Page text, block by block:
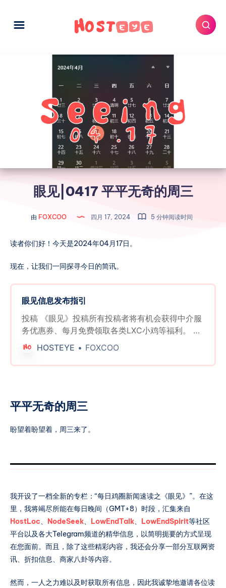
眼见|0417 平平无奇的周三
由 FOXCOO 四月 17, 2024 5 分钟阅读时间
读者你们好！今天是2024年04月17日。
现在，让我们一同探寻今日的简讯。
眼见信息发布指引
投稿 《眼见》投稿所有投稿者将有机会获得中介服
务优惠券、每月免费领取各类LXC小鸡等福利。 欢
迎分享商家活动、最新产品发布、商家/行业八卦、
程推荐以及薅羊毛的方法等等内容。请发挥你的创
效信息并留下有效联系方式的投稿者，无论其投稿
随机抽取三名获奖者，每位获奖者将获得一张中介
纳投稿奖励： * 被采用的投稿将直接获得一张中介
同网站注册的电子邮箱账户下的非垃圾投稿数量，
进行如下奖励分配： * 最多投稿数量的个人将获得
一个月的等级一的自选LXC小鸡。 * 排位第二和第
三的个人将分别获得一张中介服务免费优惠券。 月
度被采纳投稿数量统计奖励： * 每月最后一天，根
据后台统计的相同联系HOSTEYEFOXCOO 站内归
HOSTEYE FOXCOO
平平无奇的周三
盼望着盼望着，周三来了。
我开设了一档全新的专栏：“每日鸡圈新闻速读之《眼见》”。在这
里，我将竭尽所能在每日晚间（GMT+8）时段，汇集来自
HostLoc、 NodeSeek、 LowEndTalk、 LowEndSpirit等社区
平台以及各大Telegram频道的精华信息，以简明扼要的方式呈现
在您面前。而且，除了这些精彩内容，我还会分享一部分互联网资
讯、折扣信息、商家八卦等内容。
然而，一人之力难以及时获取所有信息，因此我诚挚地邀请各位读